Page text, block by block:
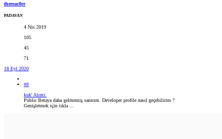
thereac0rr
PADAVAN
4 Nis 2019
105
45
71
18 Eyl 2020
#8
kuk' Alıntı:
Public Betaya daha gelmemiş sanırım. Developer profile nasıl geçebilirim ?
Genişletmek için tıkla ...